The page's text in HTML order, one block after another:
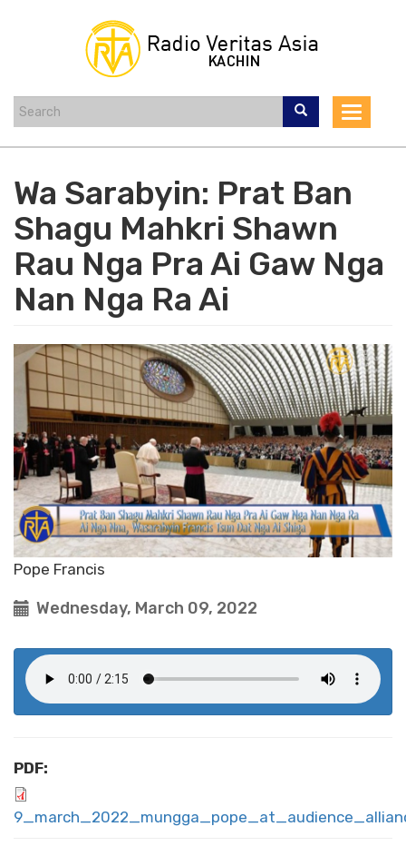
Toggle
Wa Sarabyin: Prat Ban
Shagu Mahkri Shawn
Rau Nga Pra Ai Gaw Nga
Nan Nga Ra Ai
Pope Francis
Wednesday, March 09, 2022
PDF: